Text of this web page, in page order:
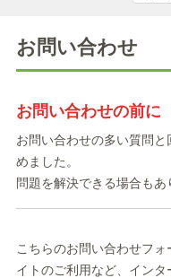
お問い合わせ
お問い合わせの前に
お問い合わせの多い質問と
めました。
問題を解決できる場合もあ
こちらのお問い合わせフ
イトのご利用など、イン